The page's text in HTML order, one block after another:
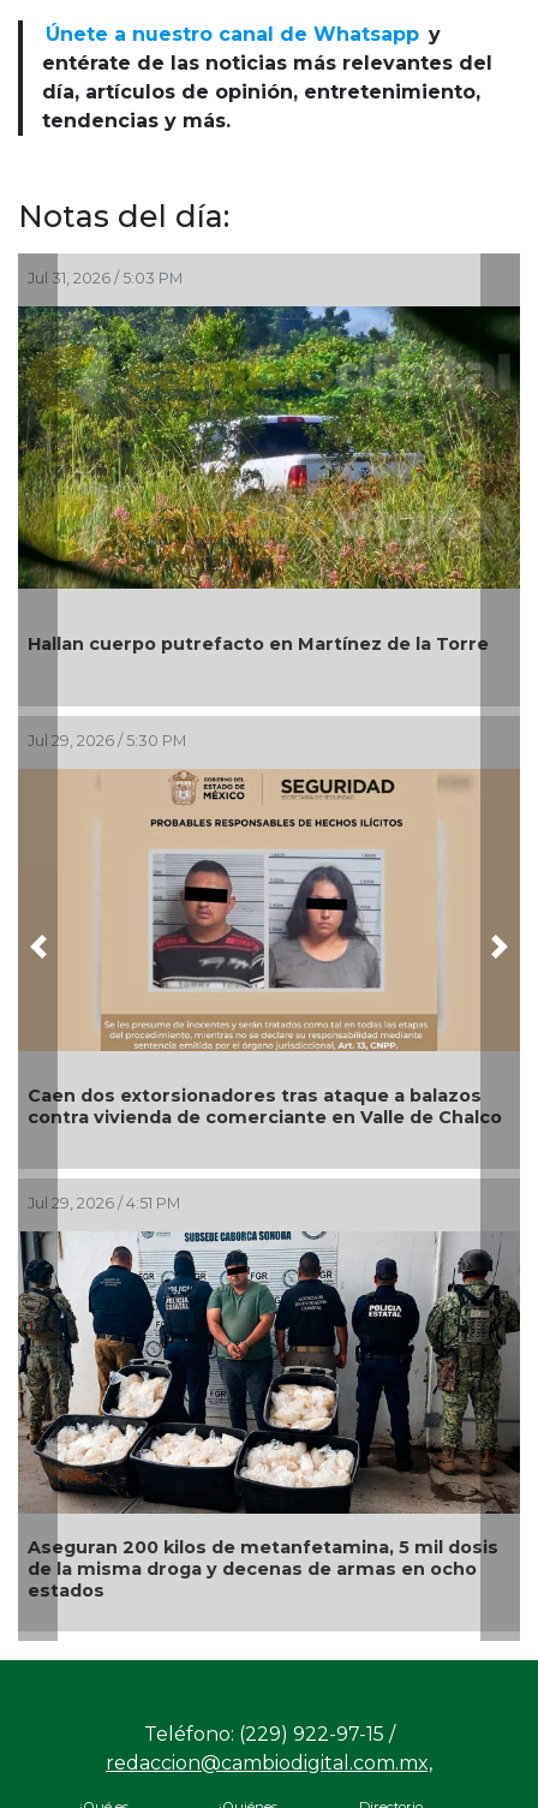
Únete a nuestro canal de Whatsapp y
entérate de las noticias más relevantes del
día, artículos de opinión, entretenimiento,
tendencias y más.
Notas del día:
Jul 31, 2026 / 5:03 PM
Hallan cuerpo putrefacto en Martínez de la Torre
Jul 29, 2026 / 5:30 PM
Caen dos extorsionadores tras ataque a balazos
contra vivienda de comerciante en Valle de Chalco
Jul 29, 2026 / 4:51 PM
Aseguran 200 kilos de metanfetamina, 5 mil dosis
de la misma droga y decenas de armas en ocho
estados
Previous
Teléfono: (229) 922-97-15 /
redaccion@cambiodigital.com.mx,